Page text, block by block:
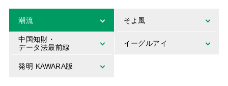
潮流 そよ風
中国知財・
データ法最前線
イーグルアイ
発明 KAWARA版